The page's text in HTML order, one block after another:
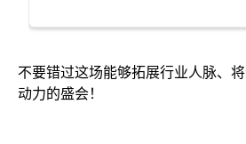
不要错过这场能够拓展行业人脉、
动力的盛会！